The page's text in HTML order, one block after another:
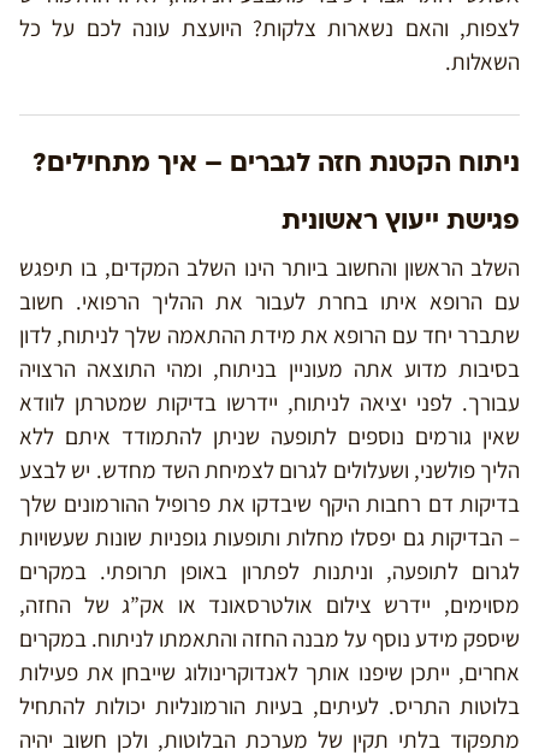
לצפות, והאם נשארות צלקות? היועצת עונה לכם על כל
השאלות.
ניתוח הקטנת חזה לגברים – איך מתחילים?
פגישת ייעוץ ראשונית
השלב הראשון והחשוב ביותר הינו השלב המקדים, בו תיפגש
עם הרופא איתו בחרת לעבור את ההליך הרפואי. חשוב
שתברר יחד עם הרופא את מידת ההתאמה שלך לניתוח, לדון
בסיבות מדוע אתה מעוניין בניתוח, ומהי התוצאה הרצויה
עבורך. לפני יציאה לניתוח, יידרשו בדיקות שמטרתן לוודא
שאין גורמים נוספים לתופעה שניתן להתמודד איתם ללא
הליך פולשני, ושעלולים לגרום לצמיחת השד מחדש. יש לבצע
בדיקות דם רחבות היקף שיבדקו את פרופיל ההורמונים שלך
– הבדיקות גם יפסלו מחלות ותופעות גופניות שונות שעשויות
לגרום לתופעה, וניתנות לפתרון באופן תרופתי. במקרים
מסוימים, יידרש צילום אולטרסאונד או אק”ג של החזה,
שיספק מידע נוסף על מבנה החזה והתאמתו לניתוח. במקרים
אחרים, ייתכן שיפנו אותך לאנדוקרינולוג שייבחן את פעילות
בלוטות התריס. לעיתים, בעיות הורמונליות יכולות להתחיל
מתפקוד בלתי תקין של מערכת הבלוטות, ולכן חשוב יהיה